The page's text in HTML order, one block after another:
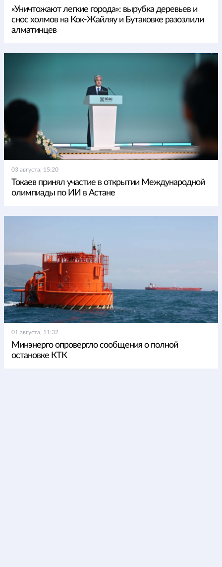
«Уничтожают легкие города»: вырубка деревьев и
снос холмов на Кок-Жайляу и Бутаковке разозлили
алматинцев
03 августа, 15:20
Токаев принял участие в открытии Международной
олимпиады по ИИ в Астане
01 августа, 11:32
Минэнерго опровергло сообщения о полной
остановке КТК